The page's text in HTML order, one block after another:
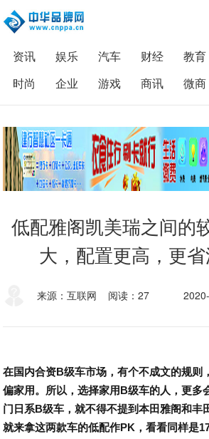
资讯 娱乐 汽车 财经 教育
时尚
企业 游戏 商讯 微商
低配雅阁凯美瑞之间的
大，配置更高，更
来源：互联网 阅读：27
在国内合资B级车市场，有个不成文的规则
偏家用。所以，选择家用B级车的人，更多
门日系B级车，就不得不提到本田雅阁和丰
就来拿这两款车的低配作PK，看看同样是